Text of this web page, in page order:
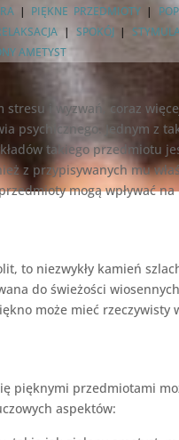
| PIĘKNE PRZEDMIOTY |
| SPOKÓJ |
AMETYST
stresu i wyzwań, coraz
psychicznego. Jednym z
takiego przedmiotu
z przypisywanych mu
mogą wpływać
to niezwykły kamień
do świeżości
może mieć rzeczywisty
pięknymi przedmiotami
aspektów: